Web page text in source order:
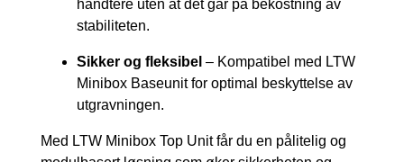
håndtere uten at det går på bekostning av
stabiliteten.
Sikker og fleksibel – Kompatibel med LTW
Minibox Baseunit for optimal beskyttelse av
utgravningen.
Med LTW Minibox Top Unit får du en pålitelig og